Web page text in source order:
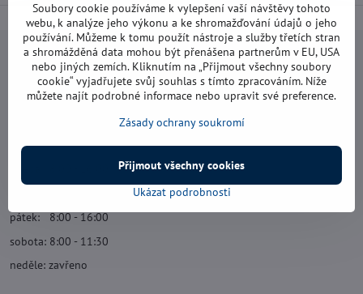
Navštivte nás
Otevírací doba:
úterý: 8:00 - 17:00
pátek: 8:00 - 16:00
sobota: 8:00 - 11:30
neděle: zavřeno
Soubory cookie používáme k vylepšení vaší návštěvy tohoto
webu, k analýze jeho výkonu a ke shromažďování údajů o jeho
používání. Můžeme k tomu použít nástroje a služby třetích stran
a shromážděná data mohou být přenášena partnerům v EU, USA
nebo jiných zemích. Kliknutím na „Přijmout všechny soubory
cookie“ vyjadřujete svůj souhlas s tímto zpracováním. Níže
můžete najít podrobné informace nebo upravit své preference.
Zásady ochrany soukromí
Ukázat podrobnosti
Přijmout všechny cookies